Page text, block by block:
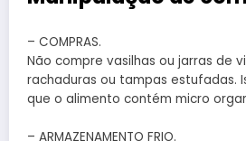
– COMPRAS.
Não compre vasilhas ou jarras de
rachaduras ou tampas estufadas.
que o alimento contém micro
– ARMAZENAMENTO FRIO.